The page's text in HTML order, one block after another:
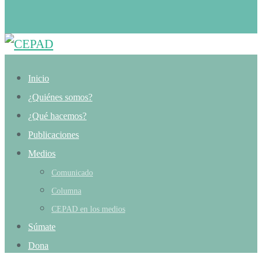
Inicio
¿Quiénes somos?
¿Qué hacemos?
Publicaciones
Medios
Comunicado
Columna
CEPAD en los medios
Súmate
Dona